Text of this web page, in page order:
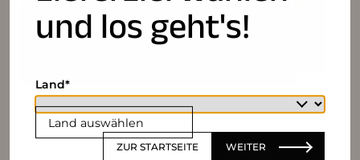
und los geht's!
Land auswählen
Land
ZUR STARTSEITE WEITER